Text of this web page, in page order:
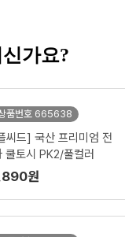
가요?
품번호 665638
씨드] 국산 프리미엄 전
쿨토시 PK2/풀컬러
원